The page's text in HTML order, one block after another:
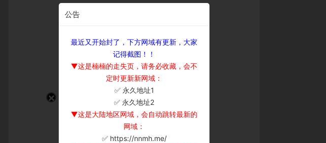
公告
最近又开始封了，下方网域有更新，大家
记得截图！！
▼这是楠楠的走失页，请务必收藏，会不
定时更新新网域：
✅ 永久地址1
✅ 永久地址2
▼这是大陆地区网域，会自动跳转最新的
网域：
✅ https://nnmh.me/
×